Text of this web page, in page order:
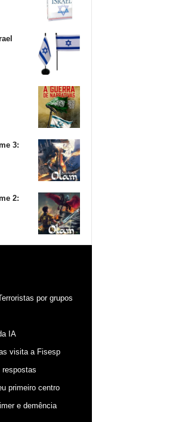
3:
2:
por grupos
IA
visita a Fisesp
respostas
primeiro centro
e demência